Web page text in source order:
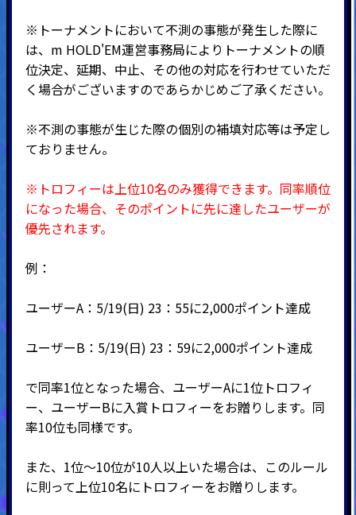
※トーナメントにおいて不測の事態が発生した際に
は、m HOLD'EM運営事務局によりトーナメントの順
位決定、延期、中止、その他の対応を行わせていただ
く場合がございますのであらかじめご了承ください。
※不測の事態が生じた際の個別の補填対応等は予定し
ておりません。
※トロフィーは上位10名のみ獲得できます。 同率順位
になった場合、そのポイントに先に達したユーザーが
優先されます。
例：
ユーザーA：5/19(日) 23：55に2,000ポイント達成
ユーザーB：5/19(日) 23：59に2,000ポイント達成
で同率1位となった場合、ユーザーAに1位トロフィ
ー、ユーザーBに入賞トロフィーをお贈りします。同
率10位も同様です。
また、1位～10位が10人以上いた場合は、このルール
に則って上位10名にトロフィーをお贈りします。